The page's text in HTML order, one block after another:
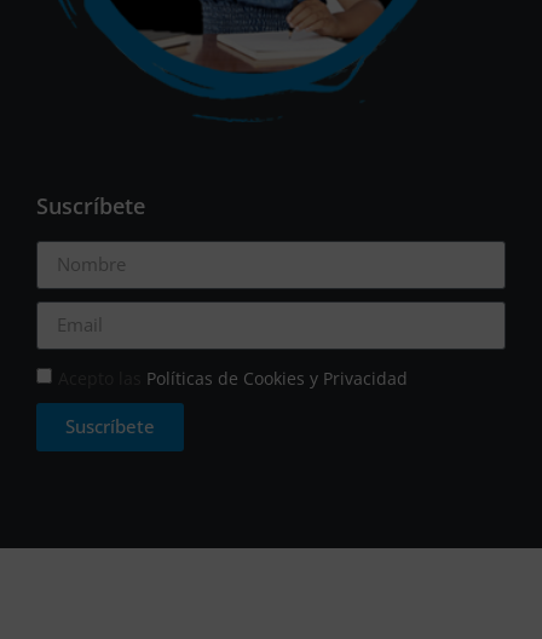
Suscríbete
Políticas de Cookies y Privacidad
Suscríbete